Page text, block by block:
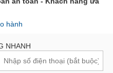
hành
NHANH